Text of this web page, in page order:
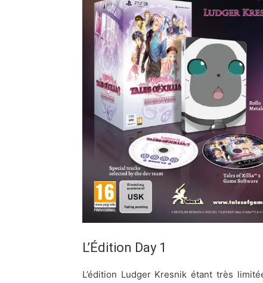
L’Édition Day 1
L’édition Ludger Kresnik étant très